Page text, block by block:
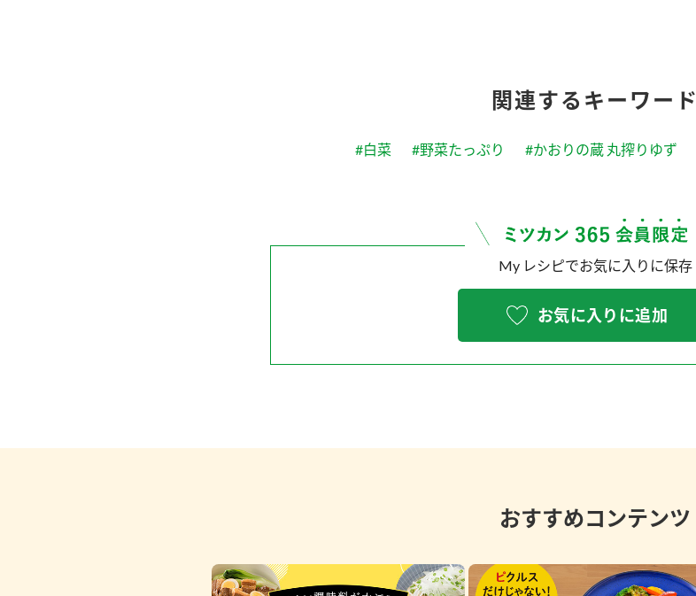
関連するキーワード
#白菜 #野菜たっぷり #かおりの蔵 丸搾りゆず
My レシピでお気に入りに保存
お気に入りに追加
おすすめコンテンツ